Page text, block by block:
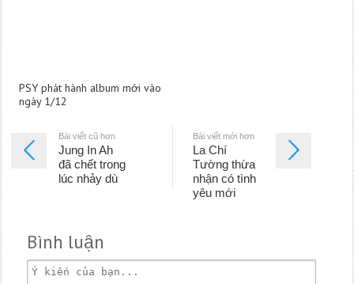
PSY phát hành album mới vào
ngày 1/12
Bài viết cũ hơn
Jung In Ah
đã chết trong
lúc nhảy dù
Bài viết mới hơn
La Chí
Tường thừa
nhận có tình
yêu mới
Bình luận